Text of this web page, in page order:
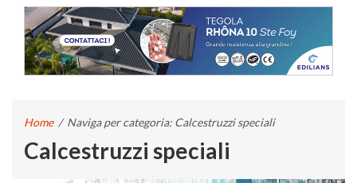
Home / Naviga per categoria: Calcestruzzi speciali
Calcestruzzi speciali